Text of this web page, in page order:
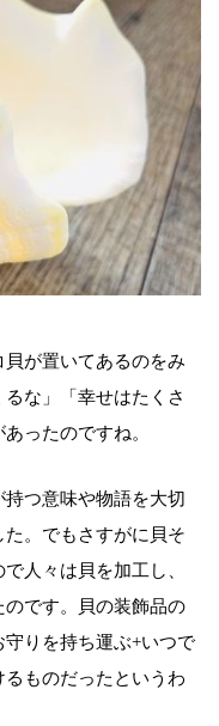
が置いてあるのをみ
な」「幸せはたくさ
ったのですね。
つ意味や物語を大切
。でもさすがに貝そ
人々は貝を加工し、
です。貝の装飾品の
りを持ち運ぶ+いつで
ものだったというわ